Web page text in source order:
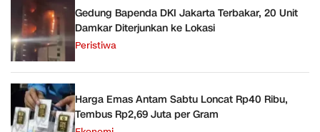
Gedung Bapenda DKI Jakarta Terbakar, 20 Unit
Damkar Diterjunkan ke Lokasi
Peristiwa
Harga Emas Antam Sabtu Loncat Rp40 Ribu,
Tembus Rp2,69 Juta per Gram